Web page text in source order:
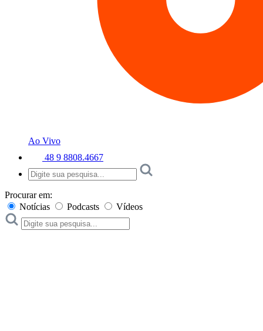
Ao Vivo
48 9 8808.4667
Procurar em:
Notícias
Podcasts Vídeos